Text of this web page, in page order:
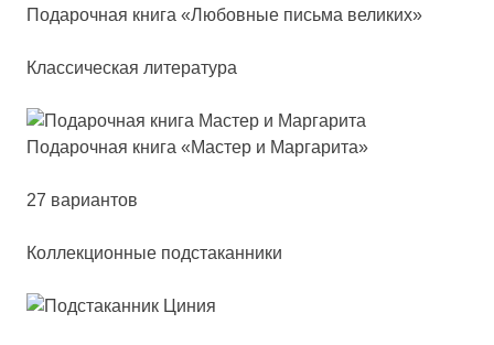
Пода­роч­ная кни­га «Любов­ные пись­ма ве­ли­ких»
Классическая литература
Пода­роч­ная кни­га «Мас­тер и Мар­га­ри­та»
27 вариантов
Коллекционные подстаканники